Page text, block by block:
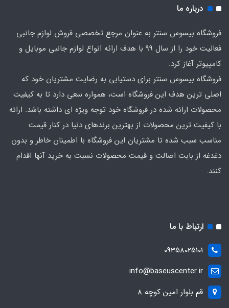
درباره ما
فروشگاه بیسوس سنتر به عنوان مرجع تخصصی فروش لوازم جانبی
فعالیت خود را از سال 99 با هدف ارائه انواع لوازم جانبی موبایل و
کامپیوتر آغاز کرد.
فروشگاه بیسوس سنتر برای دستیابی به رضایت مشتریان خود که
اصلی‌ ترین هدف این فروشگاه است، همواره سعی دارد تا به کیفیت
محصولات ارائه شده در فروشگاه خود توجه ویژه ای داشته باشد. ارائه
با کیفیت‌ ترین محصولات از بهترین برندهای دنیا در کنار قیمت
مناسب سبب شده تا مشتریان این فروشگاه با اطمینان خاطر و بدون
دغدغه از بابت اصالت و قیمت محصولات نسبت به خرید آنها اقدام
کنند.
ارتباط با ما
09358025101
info@baseuscenter.ir
قم بلوار امین کوچه 8